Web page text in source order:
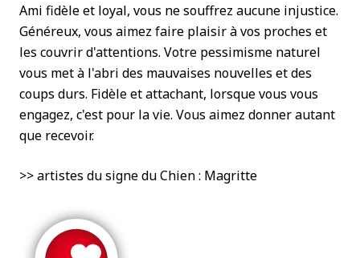
Ami fidèle et loyal, vous ne souffrez aucune injustice.
Généreux, vous aimez faire plaisir à vos proches et
les couvrir d'attentions. Votre pessimisme naturel
vous met à l'abri des mauvaises nouvelles et des
coups durs. Fidèle et attachant, lorsque vous vous
engagez, c'est pour la vie. Vous aimez donner autant
que recevoir.
>> artistes du signe du Chien : Magritte